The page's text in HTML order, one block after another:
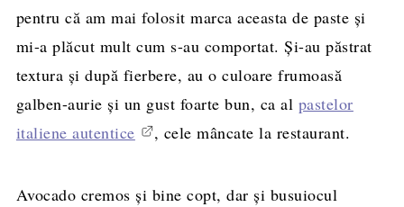
pentru că am mai folosit marca aceasta de paste şi
mi-a plăcut mult cum s-au comportat. Şi-au păstrat
textura şi după fierbere, au o culoare frumoasă
galben-aurie şi un gust foarte bun, ca al pastelor
italiene autentice
, cele mâncate la restaurant.
Avocado cremos şi bine copt, dar şi busuiocul